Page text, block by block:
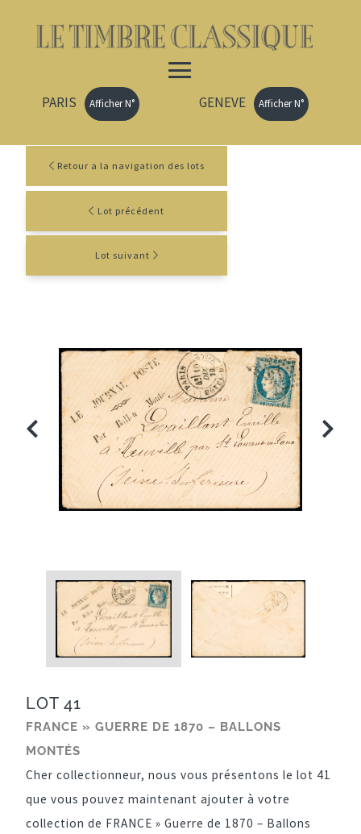
PARIS Afficher N° GENEVE Afficher N°
Retour a la navigation des lots
Lot précédent
Lot suivant
LOT 41
FRANCE » GUERRE DE 1870 – BALLONS
MONTÉS
Cher collectionneur, nous vous présentons le lot 41
que vous pouvez maintenant ajouter à votre
collection de FRANCE » Guerre de 1870 – Ballons